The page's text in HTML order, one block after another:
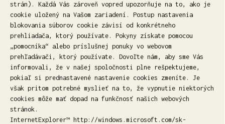
strán). Každá Vás zároveň vopred upozorňuje na to, ako je
cookie uložený na Vašom zariadení. Postup nastavenia
blokovania súborov cookie závisí od konkrétneho
prehliadača, ktorý používate. Pokyny získate pomocou
„pomocníka“ alebo príslušnej ponuky vo webovom
prehľadávači, ktorý používate. Dovoľte nám, aby sme Vás
informovali, že v našej spoločnosti plne rešpektujeme,
pokiaľ si prednastavené nastavenie cookies zmeníte. Je
však pritom potrebné myslieť na to, že vypnutie niektorých
cookies môže mať dopad na funkčnosť našich webových
stránok.
InternetExplorer™ http://windows.microsoft.com/sk-